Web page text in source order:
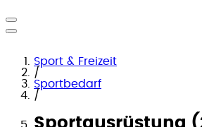
Sport & Freizeit
/
Sportbedarf
/
Sportausrüstung